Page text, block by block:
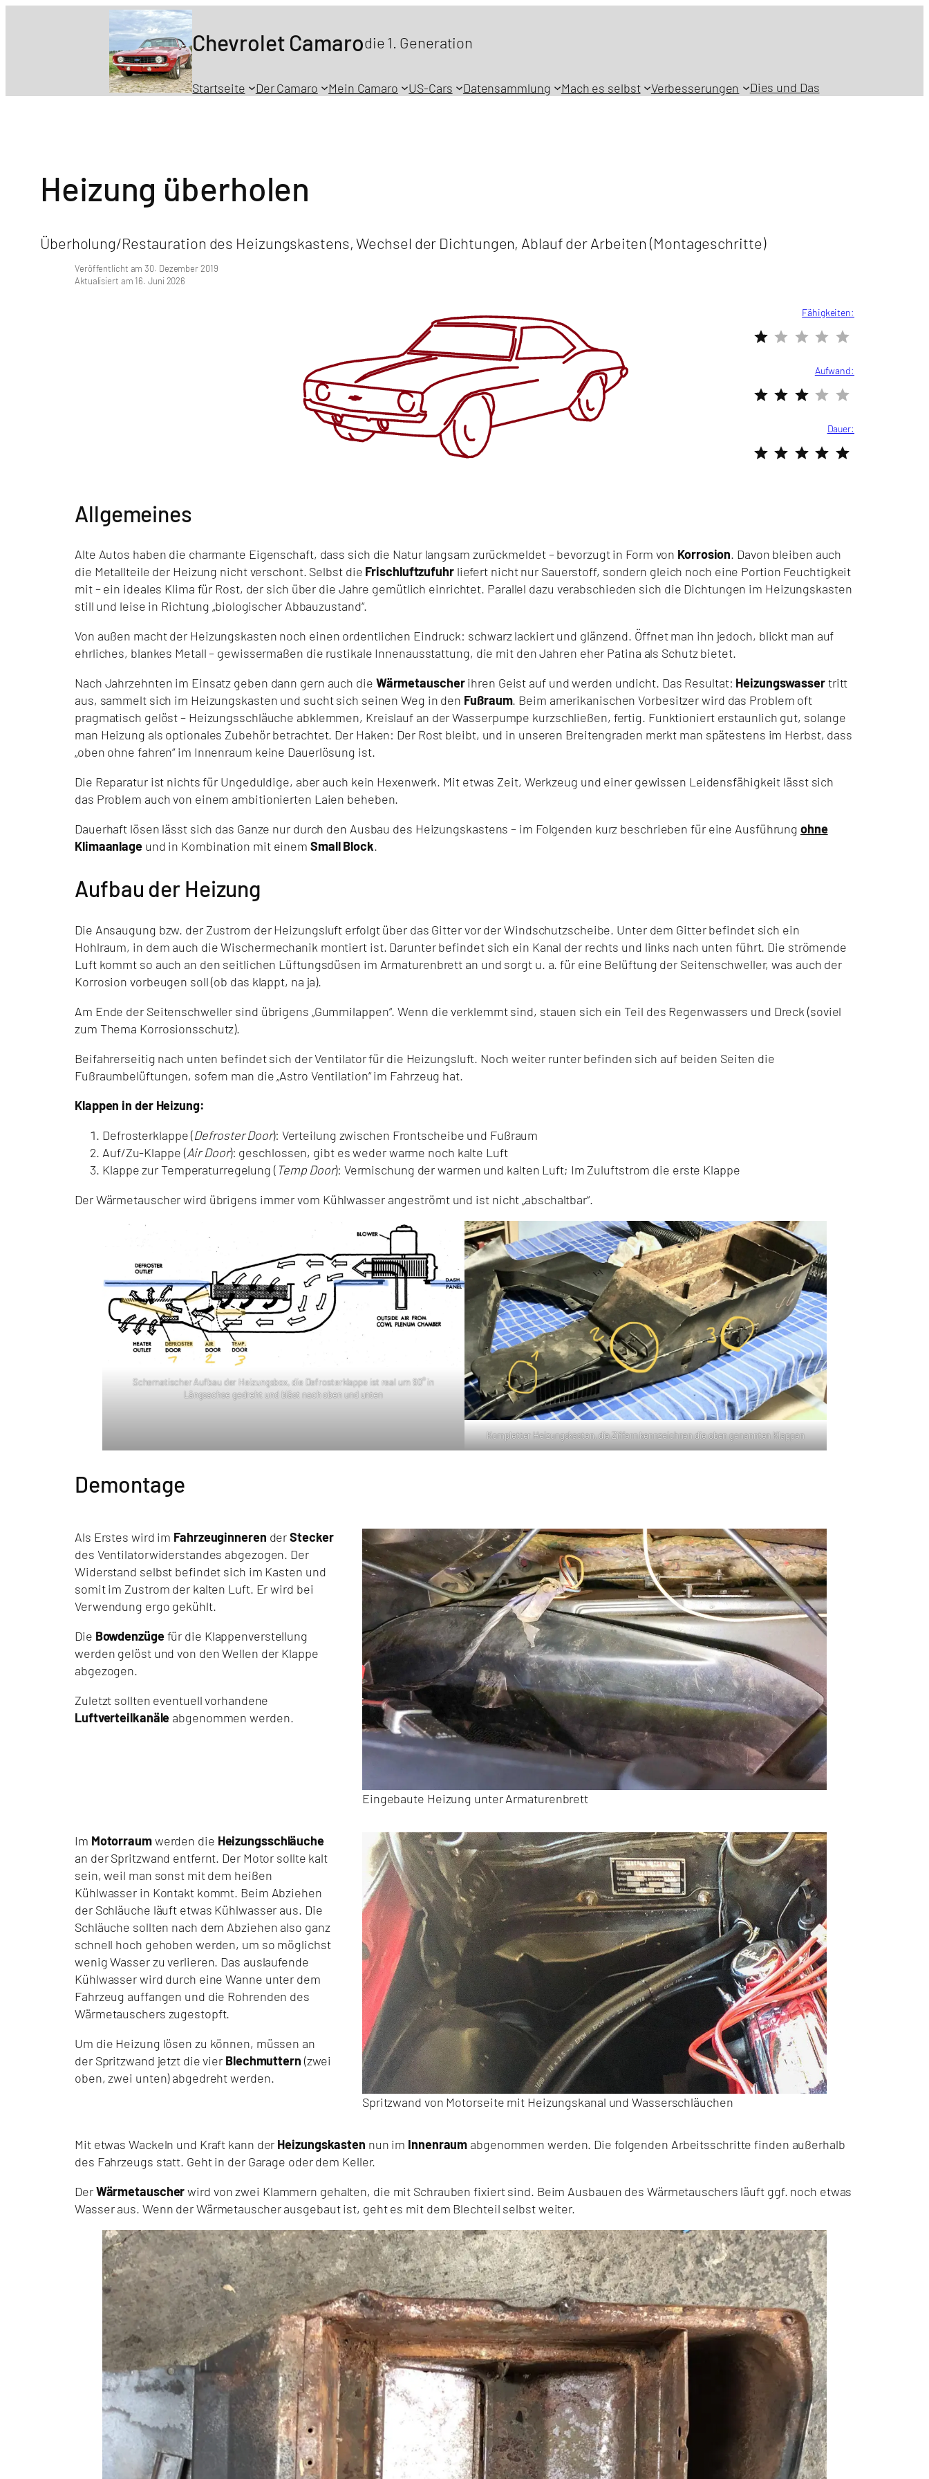
Chevrolet Camarodie 1. Generation
Startseite Der Camaro Mein Camaro US-Cars Datensammlung Mach es selbst Verbesserungen Dies und Das
Heizung überholen
Überholung/Restauration des Heizungskastens, Wechsel der Dichtungen, Ablauf der Arbeiten (Montageschritte)
Veröffentlicht am 30. Dezember 2019
Aktualisiert am 16. Juni 2026
Fähigkeiten:
Aufwand:
Dauer:
Allgemeines
Alte Autos haben die charmante Eigenschaft, dass sich die Natur langsam zurückmeldet – bevorzugt in Form von Korrosion. Davon bleiben auch
die Metallteile der Heizung nicht verschont. Selbst die Frischluftzufuhrliefert nicht nur Sauerstoff, sondern gleich noch eine Portion Feuchtigkeit
mit – ein ideales Klima für Rost, der sich über die Jahre gemütlich einrichtet. Parallel dazu verabschieden sich die Dichtungen im Heizungskasten
still und leise in Richtung „biologischer Abbauzustand“.
Von außen macht der Heizungskasten noch einen ordentlichen Eindruck: schwarz lackiert und glänzend. Öffnet man ihn jedoch, blickt man auf
ehrliches, blankes Metall – gewissermaßen die rustikale Innenausstattung, die mit den Jahren eher Patina als Schutz bietet.
Nach Jahrzehnten im Einsatz geben dann gern auch die Wärmetauscherihren Geist auf und werden undicht. Das Resultat: Heizungswassertritt
aus, sammelt sich im Heizungskasten und sucht sich seinen Weg in den Fußraum. Beim amerikanischen Vorbesitzer wird das Problem oft
pragmatisch gelöst – Heizungsschläuche abklemmen, Kreislauf an der Wasserpumpe kurzschließen, fertig. Funktioniert erstaunlich gut, solange
man Heizung als optionales Zubehör betrachtet. Der Haken: Der Rost bleibt, und in unseren Breitengraden merkt man spätestens im Herbst, dass
„oben ohne fahren“ im Innenraum keine Dauerlösung ist.
Die Reparatur ist nichts für Ungeduldige, aber auch kein Hexenwerk. Mit etwas Zeit, Werkzeug und einer gewissen Leidensfähigkeit lässt sich
das Problem auch von einem ambitionierten Laien beheben.
Dauerhaft lösen lässt sich das Ganze nur durch den Ausbau des Heizungskastens – im Folgenden kurz beschrieben für eine Ausführung ohne
Klimaanlageund in Kombination mit einem Small Block.
Aufbau der Heizung
Die Ansaugung bzw. der Zustrom der Heizungsluft erfolgt über das Gitter vor der Windschutzscheibe. Unter dem Gitter befindet sich ein
Hohlraum, in dem auch die Wischermechanik montiert ist. Darunter befindet sich ein Kanal der rechts und links nach unten führt. Die strömende
Luft kommt so auch an den seitlichen Lüftungsdüsen im Armaturenbrett an und sorgt u. a. für eine Belüftung der Seitenschweller, was auch der
Korrosion vorbeugen soll (ob das klappt, na ja).
Am Ende der Seitenschweller sind übrigens „Gummilappen“. Wenn die verklemmt sind, stauen sich ein Teil des Regenwassers und Dreck (soviel
zum Thema Korrosionsschutz).
Beifahrerseitig nach unten befindet sich der Ventilator für die Heizungsluft. Noch weiter runter befinden sich auf beiden Seiten die
Fußraumbelüftungen, sofern man die „Astro Ventilation“ im Fahrzeug hat.
Klappen in der Heizung:
Defrosterklappe (Defroster Door): Verteilung zwischen Frontscheibe und Fußraum
Auf/Zu-Klappe (Air Door): geschlossen, gibt es weder warme noch kalte Luft
Klappe zur Temperaturregelung ( Temp Door): Vermischung der warmen und kalten Luft; Im Zuluftstrom die erste Klappe
Der Wärmetauscher wird übrigens immer vom Kühlwasser angeströmt und ist nicht „abschaltbar“.
Schematischer Aufbau der Heizungsbox, die Defrosterklappe ist real um 90° in
Längsachse gedreht und bläst nach oben und unten
Kompletter Heizungskasten, die Ziffern kennzeichnen die oben genannten Klappen
Demontage
Als Erstes wird im Fahrzeuginneren derStecker
des Ventilatorwiderstandes abgezogen. Der
Widerstand selbst befindet sich im Kasten und
somit im Zustrom der kalten Luft. Er wird bei
Verwendung ergo gekühlt.
Die Bowdenzügefür die Klappenverstellung
werden gelöst und von den Wellen der Klappe
abgezogen.
Zuletzt sollten eventuell vorhandene
Luftverteilkanäle abgenommen werden.
Eingebaute Heizung unter Armaturenbrett
Im Motorraumwerden die Heizungsschläuche
an der Spritzwand entfernt. Der Motor sollte kalt
sein, weil man sonst mit dem heißen
Kühlwasser in Kontakt kommt. Beim Abziehen
der Schläuche läuft etwas Kühlwasser aus. Die
Schläuche sollten nach dem Abziehen also ganz
schnell hoch gehoben werden, um so möglichst
wenig Wasser zu verlieren. Das auslaufende
Kühlwasser wird durch eine Wanne unter dem
Fahrzeug auffangen und die Rohrenden des
Wärmetauschers zugestopft.
Um die Heizung lösen zu können, müssen an
der Spritzwand jetzt die vier Blechmuttern (zwei
oben, zwei unten) abgedreht werden.
Spritzwand von Motorseite mit Heizungskanal und Wasserschläuchen
Mit etwas Wackeln und Kraft kann der Heizungskasten nun im Innenraum abgenommen werden. Die folgenden Arbeitsschritte finden außerhalb
des Fahrzeugs statt. Geht in der Garage oder dem Keller.
DerWärmetauscherwird von zwei Klammern gehalten, die mit Schrauben fixiert sind. Beim Ausbauen des Wärmetauschers läuft ggf. noch etwas
Wasser aus. Wenn der Wärmetauscher ausgebaut ist, geht es mit dem Blechteil selbst weiter.